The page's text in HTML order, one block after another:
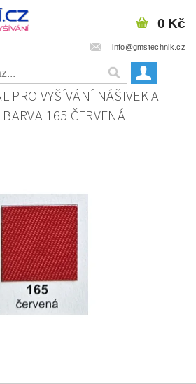
info@gmstechnik.cz
0 Kč
PRO VYŠÍVÁNÍ NÁŠIVEK A
165 ČERVENÁ